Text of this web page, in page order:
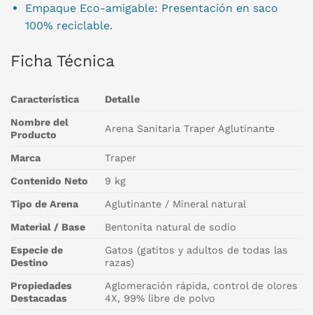
Empaque Eco-amigable: Presentación en saco
100% reciclable.
Ficha Técnica
Característica Detalle
Nombre del
Producto
Arena Sanitaria Traper Aglutinante
Marca Traper
Contenido Neto 9 kg
Tipo de Arena Aglutinante / Mineral natural
Material / Base Bentonita natural de sodio
Especie de
Destino
Gatos (gatitos y adultos de todas las
razas)
Propiedades
Destacadas
Aglomeración rápida, control de olores
4X, 99% libre de polvo